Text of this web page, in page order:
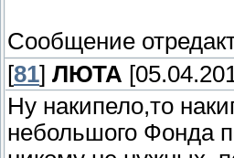
Сообщение
[81] ЛЮТА
Ну накипело,то
небольшого Фонда